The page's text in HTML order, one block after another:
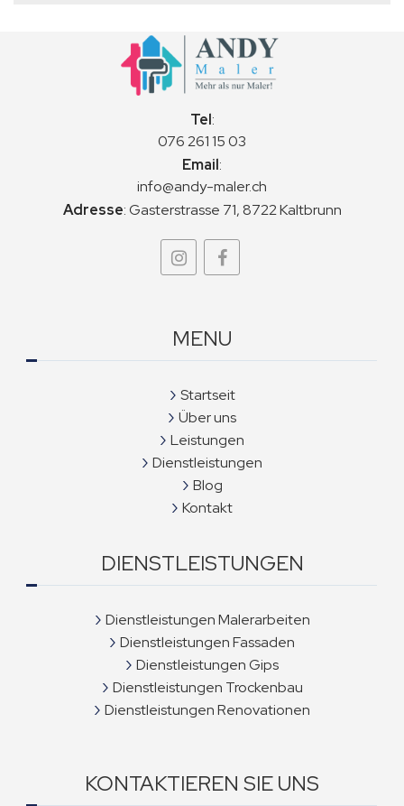
Tel:
076 261 15 03
Email:
info@andy-maler.ch
Adresse:Gasterstrasse 71, 8722 Kaltbrunn
MENU
Startseit
Über uns
Leistungen
Dienstleistungen
Blog
Kontakt
DIENSTLEISTUNGEN
Dienstleistungen Malerarbeiten
Dienstleistungen Fassaden
Dienstleistungen Gips
Dienstleistungen Trockenbau
Dienstleistungen Renovationen
KONTAKTIEREN SIE UNS